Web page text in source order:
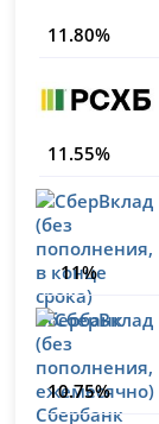
11.80%
11.55%
11%
10.75%